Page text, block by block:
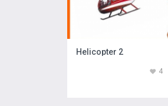
Helicopter 2
4